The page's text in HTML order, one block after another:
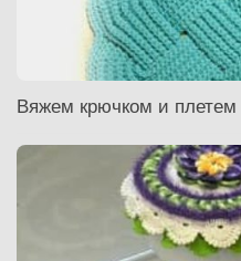
Вяжем крючком и